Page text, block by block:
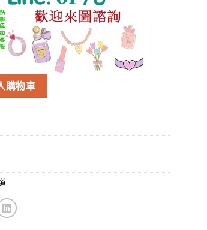
款棒球帽，爆款專櫃款，超精致 數量
購物車